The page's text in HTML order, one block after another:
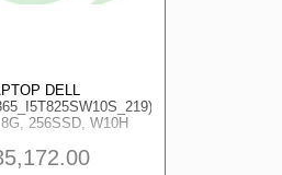
DELL
256SSD, W10H